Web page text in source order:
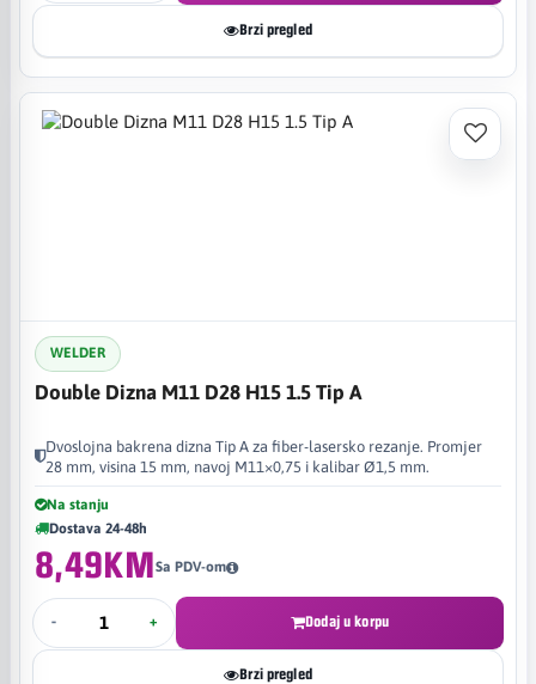
Brzi pregled
WELDER
Double Dizna M11 D28 H15 1.5 Tip A
Dvoslojna bakrena dizna Tip A za fiber-lasersko rezanje. Promjer
28 mm, visina 15 mm, navoj M11×0,75 i kalibar Ø1,5 mm.
Na stanju
Dostava 24-48h
8,49KMSa PDV-om
- + Dodaj u korpu
Brzi pregled